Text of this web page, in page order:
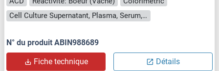
Cell Culture Supernatant, Plasma, Serum, Tissue Homogenate
N° du produit ABIN988689
Fiche technique Détails